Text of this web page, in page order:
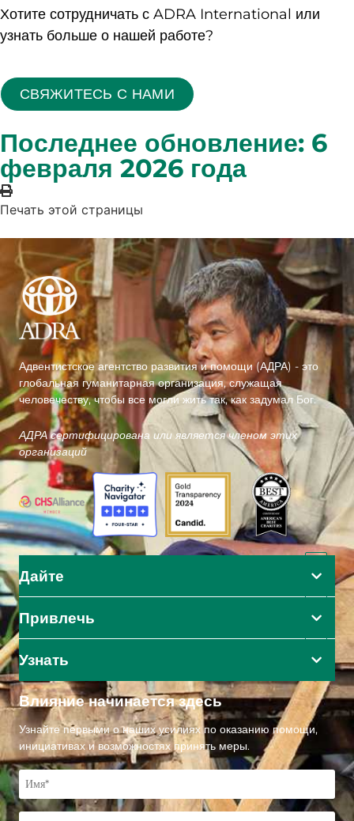
Хотите сотрудничать с ADRA International или
узнать больше о нашей работе?
СВЯЖИТЕСЬ С НАМИ
Последнее обновление: 6
февраля 2026 года
Печать этой страницы
Адвентистское агентство развития и помощи (АДРА) - это
глобальная гуманитарная организация, служащая
человечеству, чтобы все могли жить так, как задумал Бог.
АДРА сертифицирована или является членом этих
организаций
Дайте
Привлечь
Узнать
Влияние начинается здесь
Узнайте первыми о наших усилиях по оказанию помощи,
инициативах и возможностях принять меры.